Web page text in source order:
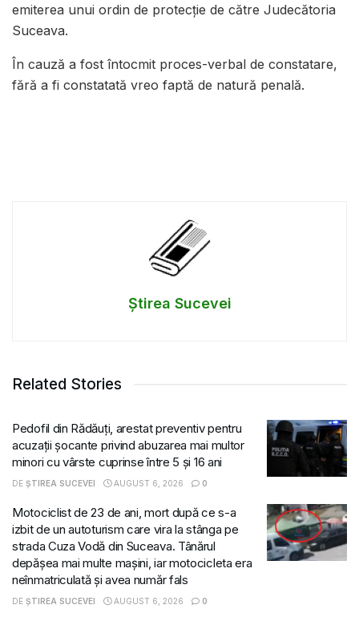
emiterea unui ordin de protecție de către Judecătoria
Suceava.
În cauză a fost întocmit proces-verbal de constatare,
fără a fi constatată vreo faptă de natură penală.
Știrea Sucevei
Related Stories
Pedofil din Rădăuți, arestat preventiv pentru
acuzații șocante privind abuzarea mai multor
minori cu vârste cuprinse între 5 și 16 ani
DE ȘTIREA SUCEVEI AUGUST 6, 2026 0
Motociclist de 23 de ani, mort după ce s-a
izbit de un autoturism care vira la stânga pe
strada Cuza Vodă din Suceava. Tânărul
depășea mai multe mașini, iar motocicleta era
neînmatriculată și avea număr fals
DE ȘTIREA SUCEVEI AUGUST 6, 2026 0